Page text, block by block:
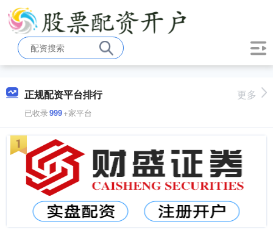
正规配资平台排行
已收录999+家平台
更多